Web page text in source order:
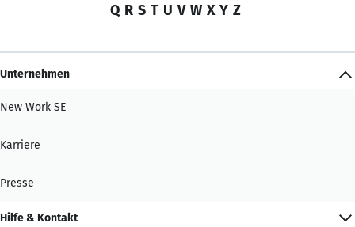
Q R S T U V W X Y Z
Unternehmen
New Work SE
Karriere
Presse
Hilfe & Kontakt